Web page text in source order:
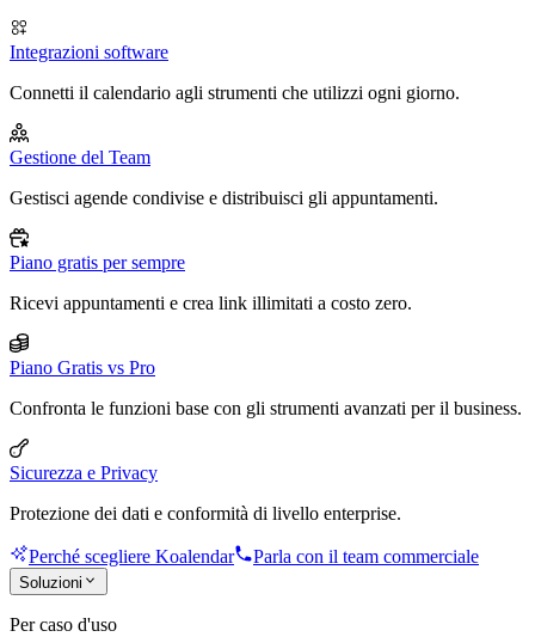
Integrazioni software
Connetti il calendario agli strumenti che utilizzi ogni giorno.
Gestione del Team
Gestisci agende condivise e distribuisci gli appuntamenti.
Piano gratis per sempre
Ricevi appuntamenti e crea link illimitati a costo zero.
Piano Gratis vs Pro
Confronta le funzioni base con gli strumenti avanzati per il business.
Sicurezza e Privacy
Protezione dei dati e conformità di livello enterprise.
Perché scegliere Koalendar Parla con il team commerciale
Soluzioni
Per caso d'uso